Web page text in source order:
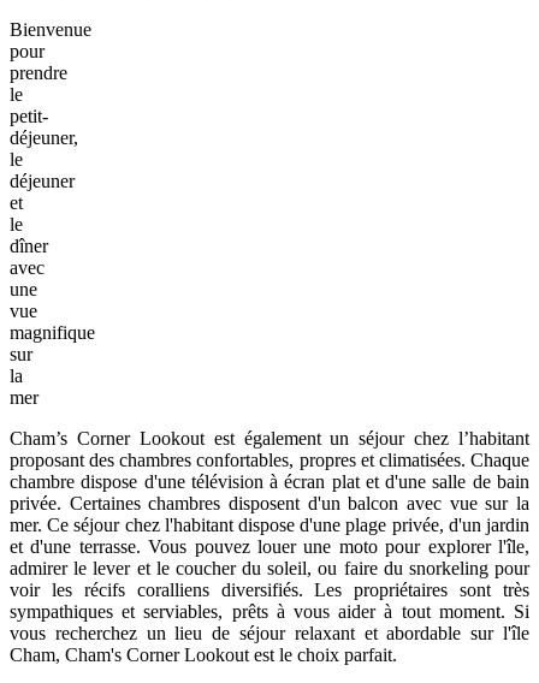
Bienvenue
pour
prendre
le
petit-
déjeuner,
le
déjeuner
et
le
dîner
avec
une
vue
magnifique
sur
la
mer
Cham’s Corner Lookout est également un séjour chez l’habitant
proposant des chambres confortables, propres et climatisées. Chaque
chambre dispose d'une télévision à écran plat et d'une salle de bain
privée. Certaines chambres disposent d'un balcon avec vue sur la
mer. Ce séjour chez l'habitant dispose d'une plage privée, d'un jardin
et d'une terrasse. Vous pouvez louer une moto pour explorer l'île,
admirer le lever et le coucher du soleil, ou faire du snorkeling pour
voir les récifs coralliens diversifiés. Les propriétaires sont très
sympathiques et serviables, prêts à vous aider à tout moment. Si
vous recherchez un lieu de séjour relaxant et abordable sur l'île
Cham, Cham's Corner Lookout est le choix parfait.